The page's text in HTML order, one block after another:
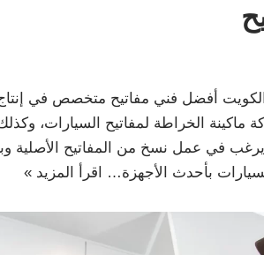
أفضل فني مفاتيح متخصص في إنتاج
ماكينة الخراطة لمفاتيح السيارات،
في عمل نسخ من المفاتيح الأصلية
بأحدث الأجهزة…
اقرأ المزيد »